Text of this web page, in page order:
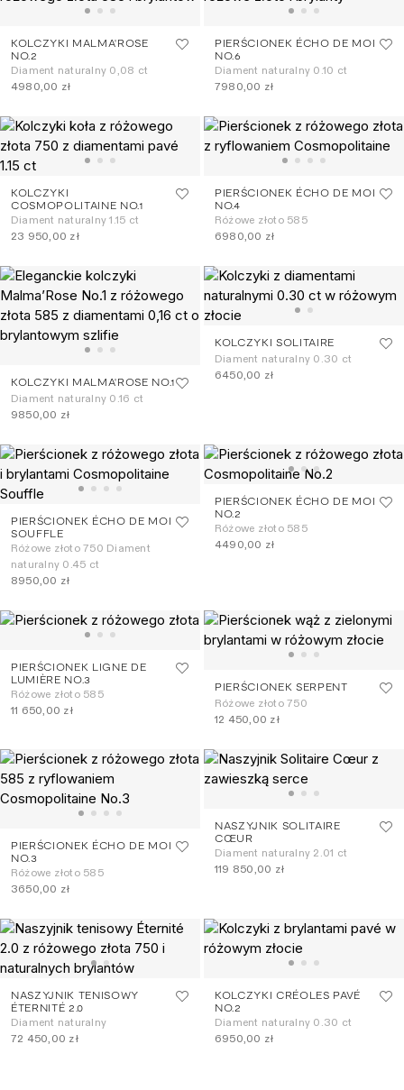
KOLCZYKI MALMA'ROSE
NO.2
Diament naturalny 0,08 ct
4980,00 zł
PIERŚCIONEK ÉCHO DE MOI
NO.6
Diament naturalny 0.10 ct
7980,00 zł
KOLCZYKI
COSMOPOLITAINE NO.1
Diament naturalny 1.15 ct
23 950,00 zł
PIERŚCIONEK ÉCHO DE MOI
NO.4
Różowe złoto 585
6980,00 zł
KOLCZYKI MALMA'ROSE NO.1
Diament naturalny 0.16 ct
9850,00 zł
KOLCZYKI SOLITAIRE
Diament naturalny 0.30 ct
6450,00 zł
PIERŚCIONEK ÉCHO DE MOI
SOUFFLE
Różowe złoto 750 Diament
naturalny 0.45 ct
8950,00 zł
PIERŚCIONEK ÉCHO DE MOI
NO.2
Różowe złoto 585
4490,00 zł
PIERŚCIONEK LIGNE DE
LUMIÈRE NO.3
Różowe złoto 585
11 650,00 zł
PIERŚCIONEK SERPENT
Różowe złoto 750
12 450,00 zł
PIERŚCIONEK ÉCHO DE MOI
NO.3
Różowe złoto 585
3650,00 zł
NASZYJNIK SOLITAIRE
CŒUR
Diament naturalny 2.01 ct
119 850,00 zł
NASZYJNIK TENISOWY
ÉTERNITÉ 2.0
Diament naturalny
72 450,00 zł
KOLCZYKI CRÉOLES PAVÉ
NO.2
Diament naturalny 0.30 ct
6950,00 zł